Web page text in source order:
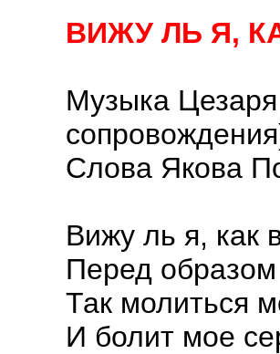
ВИЖУ ЛЬ Я,
Музыка
Слова Якова
Вижу ль я, как
Перед
Так молиться
И болит мое